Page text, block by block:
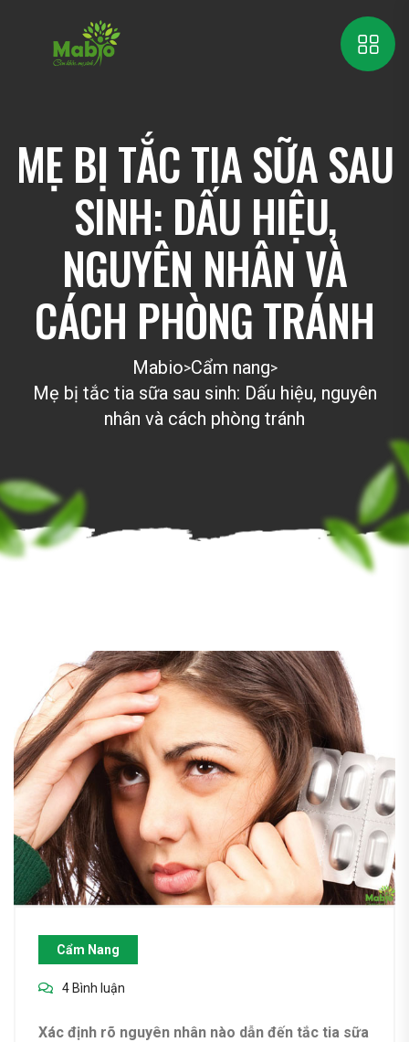
MẸ BỊ TẮC TIA SỮA SAU
SINH: DẤU HIỆU,
NGUYÊN NHÂN VÀ
CÁCH PHÒNG TRÁNH
Mabio>Cẩm nang>
Mẹ bị tắc tia sữa sau sinh: Dấu hiệu, nguyên
nhân và cách phòng tránh
Cẩm Nang
4 Bình luận
Xác định rõ nguyên nhân nào dẫn đến tắc tia sữa